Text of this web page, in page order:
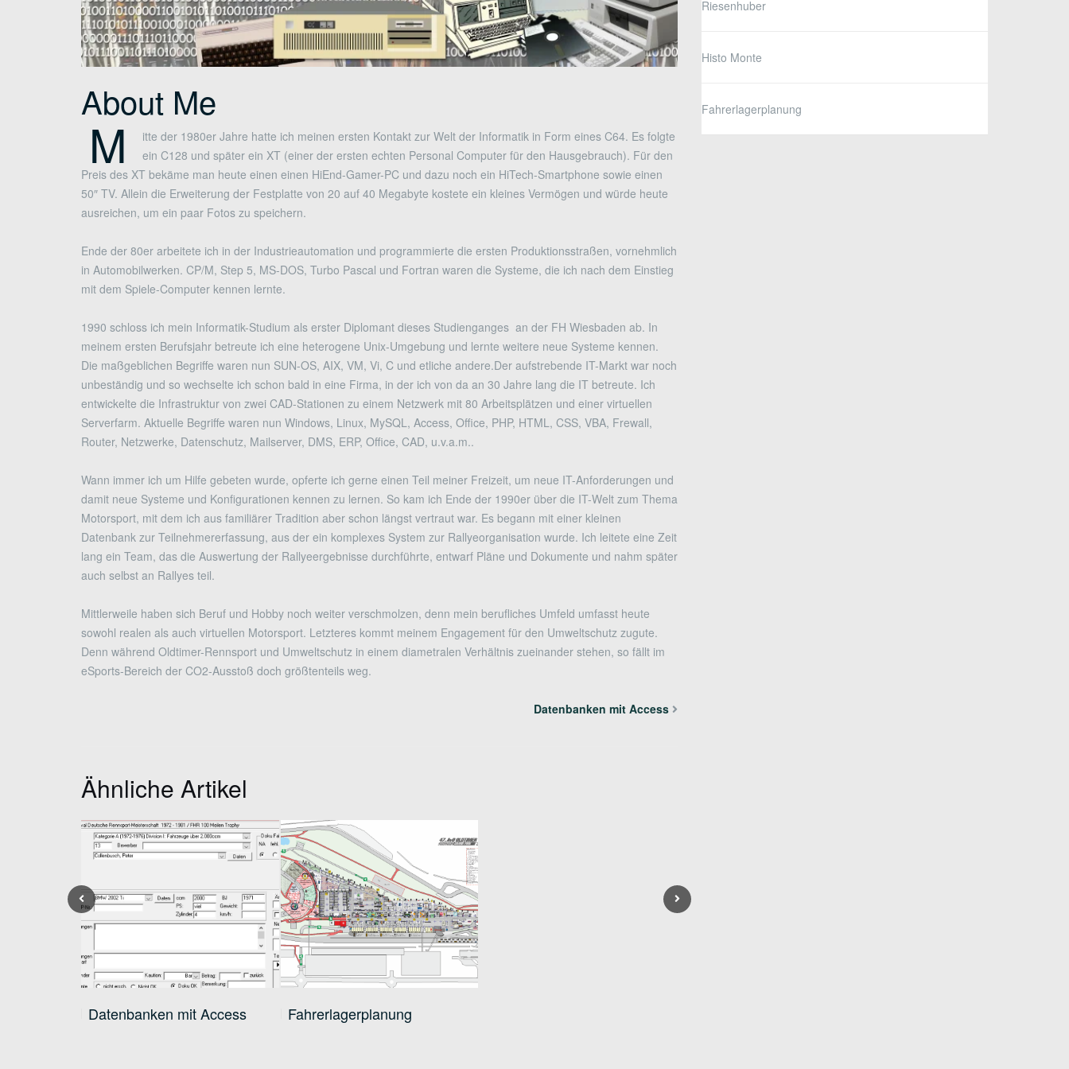
About Me
M
itte der 1980er Jahre hatte ich meinen ersten Kontakt zur Welt der Informatik in Form eines C64. Es folgte
ein C128 und später ein XT (einer der ersten echten Personal Computer für den Hausgebrauch). Für den
Preis des XT bekäme man heute einen einen HiEnd-Gamer-PC und dazu noch ein HiTech-Smartphone sowie einen
50″ TV. Allein die Erweiterung der Festplatte von 20 auf 40 Megabyte kostete ein kleines Vermögen und würde heute
ausreichen, um ein paar Fotos zu speichern.
Ende der 80er arbeitete ich in der Industrieautomation und programmierte die ersten Produktionsstraßen, vornehmlich
in Automobilwerken. CP/M, Step 5, MS-DOS, Turbo Pascal und Fortran waren die Systeme, die ich nach dem Einstieg
mit dem Spiele-Computer kennen lernte.
1990 schloss ich mein Informatik-Studium als erster Diplomant dieses Studienganges an der FH Wiesbaden ab. In
meinem ersten Berufsjahr betreute ich eine heterogene Unix-Umgebung und lernte weitere neue Systeme kennen.
Die maßgeblichen Begriffe waren nun SUN-OS, AIX, VM, Vi, C und etliche andere.Der aufstrebende IT-Markt war noch
unbeständig und so wechselte ich schon bald in eine Firma, in der ich von da an 30 Jahre lang die IT betreute. Ich
entwickelte die Infrastruktur von zwei CAD-Stationen zu einem Netzwerk mit 80 Arbeitsplätzen und einer virtuellen
Serverfarm. Aktuelle Begriffe waren nun Windows, Linux, MySQL, Access, Office, PHP, HTML, CSS, VBA, Frewall,
Router, Netzwerke, Datenschutz, Mailserver, DMS, ERP, Office, CAD, u.v.a.m..
Wann immer ich um Hilfe gebeten wurde, opferte ich gerne einen Teil meiner Freizeit, um neue IT-Anforderungen und
damit neue Systeme und Konfigurationen kennen zu lernen. So kam ich Ende der 1990er über die IT-Welt zum Thema
Motorsport, mit dem ich aus familiärer Tradition aber schon längst vertraut war. Es begann mit einer kleinen
Datenbank zur Teilnehmererfassung, aus der ein komplexes System zur Rallyeorganisation wurde. Ich leitete eine Zeit
lang ein Team, das die Auswertung der Rallyeergebnisse durchführte, entwarf Pläne und Dokumente und nahm später
auch selbst an Rallyes teil.
Mittlerweile haben sich Beruf und Hobby noch weiter verschmolzen, denn mein berufliches Umfeld umfasst heute
sowohl realen als auch virtuellen Motorsport. Letzteres kommt meinem Engagement für den Umweltschutz zugute.
Denn während Oldtimer-Rennsport und Umweltschutz in einem diametralen Verhältnis zueinander stehen, so fällt im
eSports-Bereich der CO2-Ausstoß doch größtenteils weg.
Datenbanken mit Access
Ähnliche Artikel
Previous Next
Datenbanken mit Access Fahrerlagerplanung
Riesenhuber
Histo Monte
Fahrerlagerplanung